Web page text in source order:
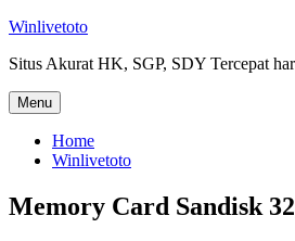
Skip
content
Winlivetoto
Situs Akurat HK, SGP, SDY Tercepat
Menu
Home
Winlivetoto
Memory Card Sandisk